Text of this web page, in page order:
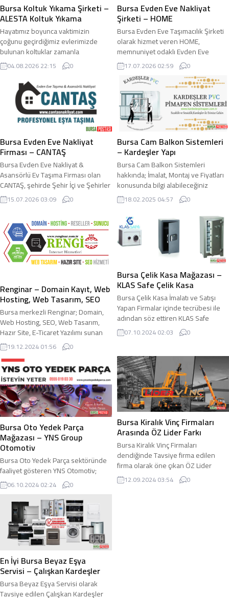
Bursa Koltuk Yıkama Şirketi –
ALESTA Koltuk Yıkama
Hayatımız boyunca vaktimizin
çoğunu geçirdiğimiz evlerimizde
bulunan koltuklar zamanla
kirlenmekte ve temizlik ihtiyacı
oluşmaktadır. Küçük çocukların
bulunduğu evlerde daha fazla
kirlenen ve kısa süre aralıklarıyla
yıkanması gereken koltuklara
dökülen kırıntı ve sıvılar sebebiyle
yüzeylerinde lekeler oluşan koltuk,
çekyat, kanepe, köşe takımı gibi
ürünlerin temizlik işlemlerini modern
makineler ve özel solüsyonlar...
04.08.2026 22:15 0
Bursa Evden Eve Nakliyat
Şirketi – HOME
Bursa Evden Eve Taşımacılık Şirketi
olarak hizmet veren HOME,
memnuniyet odaklı Evden Eve
Taşımacılık ve Asansörlü Nakliyat
işlemleri sunar. Taşınma hizmeti
hemen hemen herkesin gerek
duyduğu hizmetlerden olan Evden
Eve Taşımacılık işlemlerini sorunsuz
olarak gerçekleştiren HOME Evden
Eve Nakliyat yeterli sektör
tecrübesini edinmiş personeliyle
taşınma işlemlerinizi yapacaktır.
Bursa Evden Eve...
17.07.2026 02:59 0
Bursa Evden Eve Nakliyat
Firması – CANTAŞ
Bursa Evden Eve Nakliyat &
Asansörlü Ev Taşıma Firması olan
CANTAŞ, şehirde Şehir İçi ve Şehirler
Arası Sigortalı Evden Eve Taşımacılık
hizmetleri vermektedir. Yaşam
taşınma işlemleri için hizmet
alabileceğiniz firmalardan olan,
sunduğu hizmetlerde daima kaliteli
hizmet anlayışı ve müşteri
memnuniyetinden ödün vermeden
Bursa Evden...
15.07.2026 03:09 0
Bursa Cam Balkon Sistemleri
– Kardeşler Yapı
Bursa Cam Balkon Sistemleri
hakkında; İmalat, Montaj ve Fiyatları
konusunda bilgi alabileceğiniz
Tavsiye firma olan Kardeşler
Pimapen sektörün saygın
işletmesidir. Konut, Daire, Villa, Ofis,
Büro, Fabrika, İşletme vb. alanlarda
oluşturulmak istenen Cam Balkon
Sistemleri için tercih edebileceğiniz
firmalar arasında öne çıkan ve
sunduğu hizmetlerde daima kaliteyi
gözeten Kardeşler Yapı ile...
18.02.2025 04:57 0
Renginar – Domain Kayıt, Web
Hosting, Web Tasarım, SEO
Bursa merkezli Renginar; Domain,
Web Hosting, SEO, Web Tasarım,
Hazır Site, E-Ticaret Yazılımı sunan
Dijital İnternet Hizmetleri Ajansı.
İnternet ve Teknoloji kullanımı ile
birlikte sürekli olarak ihtiyaç duyulan
Bilgisayar ve Dijital İnternet
Hizmetleri sunan ve sektörde
adından söz ettiren Renginar
hazırladığı projeler ile de farkını
ortaya koymaktadır. 20 yıla yakın...
19.12.2024 01:56 0
Bursa Çelik Kasa Mağazası –
KLAS Safe Çelik Kasa
Bursa Çelik Kasa İmalatı ve Satışı
Yapan Firmalar içinde tecrübesi ile
adından söz ettiren KLAS Safe
sektörde Tavsiye edilen Çelik Kasa
Firması olarak anılmaktadır. Evrak,
Ziynet Eşyası, Önemli Döküman vb.
nesnelerin güvende olması için
öncelikli çözüm olarak görülen Çelik
Kasa Çeşitleri gününmüzde popüler
olarak kullanılmaktadır....
07.10.2024 02:03 0
Bursa Oto Yedek Parça
Mağazası – YNS Group
Otomotiv
Bursa Oto Yedek Parça sektöründe
faaliyet gösteren YNS Otomotiv;
Japon ve Kore Yedek Parça
konusunda zengin ürün çeşidinin
yanı sıra uygun Yedek Parça Fiyatları
ile de hizmet sunar. Japon & Kore
üretimi araçların Oto Yedek Parça
ürünlerinin Toptan & Perakende
olarak temini ve satışını
gerçekleştiren YNS Group Otomotiv
firması sektörde...
06.10.2024 02:24 0
Bursa Kiralık Vinç Firmaları
Arasında ÖZ Lider Farkı
Bursa Kiralık Vinç Firmaları
dendiğinde Tavsiye firma edilen
firma olarak öne çıkan ÖZ Lider
şehirdeki Vinç Kiralama Şirketleri
içinde adından söz ettirmektedir.
12.09.2024 03:54 0
En İyi Bursa Beyaz Eşya
Servisi – Çalışkan Kardeşler
Bursa Beyaz Eşya Servisi olarak
Tavsiye edilen Çalışkan Kardeşler